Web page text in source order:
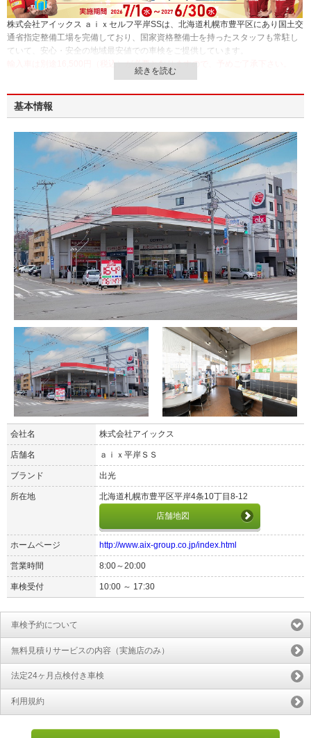
株式会社アイックス ａｉｘセルフ平岸SSは、北海道札幌市豊平区にあり国土交
通省指定整備工場を完備しており、国家資格整備士を持ったスタッフも常駐し
ていて、安心・安全の地域最安値での車検をご提供しています。
輸入車は別途16,500円（税込）が必要となりますので、予めご了承下さい。
基本情報
会社名 株式会社アイックス
店舗名 ａｉｘ平岸ＳＳ
ブランド 出光
所在地
北海道札幌市豊平区平岸4条10丁目8-12
店舗地図
ホームページ http://www.aix-group.co.jp/index.html
営業時間 8:00～20:00
車検受付 10:00 ～ 17:30
車検予約について
無料見積りサービスの内容（実施店のみ）
法定24ヶ月点検付き車検
利用規約